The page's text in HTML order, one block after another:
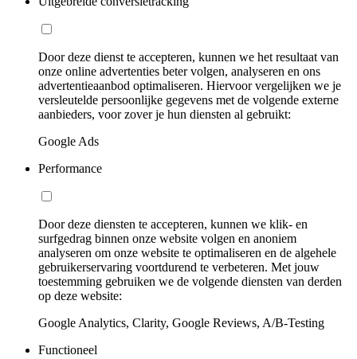
Door deze dienst te accepteren, kunnen we het resultaat van
onze online advertenties beter volgen, analyseren en ons
advertentieaanbod optimaliseren. Hiervoor vergelijken we je
versleutelde persoonlijke gegevens met de volgende externe
aanbieders, voor zover je hun diensten al gebruikt:
Google Ads
Performance
Door deze diensten te accepteren, kunnen we klik- en
surfgedrag binnen onze website volgen en anoniem
analyseren om onze website te optimaliseren en de algehele
gebruikerservaring voortdurend te verbeteren. Met jouw
toestemming gebruiken we de volgende diensten van derden
op deze website:
Google Analytics, Clarity, Google Reviews, A/B-Testing
Functioneel